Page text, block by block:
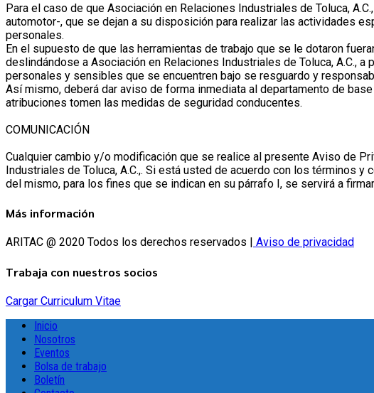
Para el caso de que Asociación en Relaciones Industriales de Toluca,
automotor-, que se dejan a su disposición para realizar las actividades
personales.
En el supuesto de que las herramientas de trabajo que se le dotaron
deslindándose a Asociación en Relaciones Industriales de Toluca, A.C.,
personales y sensibles que se encuentren bajo se resguardo y
Así mismo, deberá dar aviso de forma inmediata al departamento de
atribuciones tomen las medidas de seguridad conducentes.
COMUNICACIÓN
Cualquier cambio y/o modificación que se realice al presente Aviso de
Industriales de Toluca, A.C.,. Si está usted de acuerdo con los términos
del mismo, para los fines que se indican en su párrafo I, se servirá a
Más información
ARITAC @ 2020 Todos los derechos reservados | Aviso de privacidad
Trabaja con nuestros socios
Cargar Curriculum Vitae
Inicio
Nosotros
Eventos
Bolsa de trabajo
Boletín